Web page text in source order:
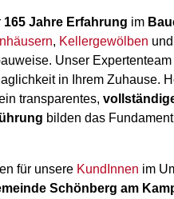
165 Jahre Erfahrung im
, Kellergewölben und
Unser
in Ihrem Zuhause.
transparentes,
bilden das
für unsere KundInnen im
Schönberg am